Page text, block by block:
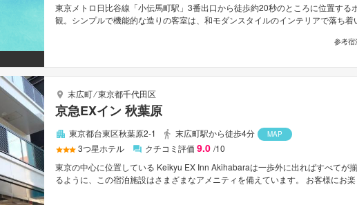
東京メトロ日比谷線「小伝馬町駅」3番出口から徒歩約20秒のところに位置す
観。シンプルで機能的な造りの客室は、和モダンスタイルのインテリアで落ち
宿線「馬喰横山駅」から徒歩約4分、JR総武線「新日本橋駅」5番出口から徒参考宿
末広町⁄東京都千代田区
京急EXイン 秋葉原
東京都台東区秋葉原2-1 末広町駅から徒歩4分 MAP
3つ星ホテル クチコミ評価 9.0 /10
東京の中心に位置している Keikyu EX Inn Akihabaraは一歩外に出ればすべてが
るように、この宿泊施設はさまざまなアメニティを備えています。 お客様にお